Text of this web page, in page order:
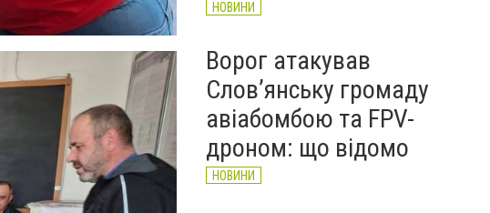
НОВИНИ
Ворог атакував
Слов’янську громаду
авіабомбою та FPV-
дроном: що відомо
НОВИНИ